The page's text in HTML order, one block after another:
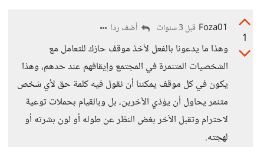
1
Foza01 قبل 3 سنوات أضف ردا
وهذا ما يدعونا بالفعل لأخذ موقف حازك للتعامل مع
الشخصيات المتنمرة في المجتمع وإيقافهم عند حدهم، وهذا
يكون في كل موقف يمكننا أن نقول فيه كلمة حق لأي شخص
متنمر يحاول أن يؤذي الآخرين، بل وبالقيام بحملات توعية
لاحترام وتقبل الآخر بغض النظر عن طوله أو لون بشرته أو
لهجته.